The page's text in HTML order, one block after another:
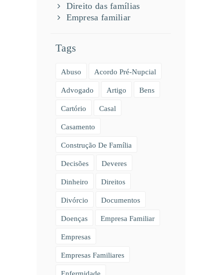
Direito das famílias
Empresa familiar
Tags
Abuso Acordo Pré-Nupcial
Advogado Artigo Bens
Cartório Casal
Casamento
Construção De Família
Decisões Deveres
Dinheiro Direitos
Divórcio Documentos
Doenças Empresa Familiar
Empresas
Empresas Familiares